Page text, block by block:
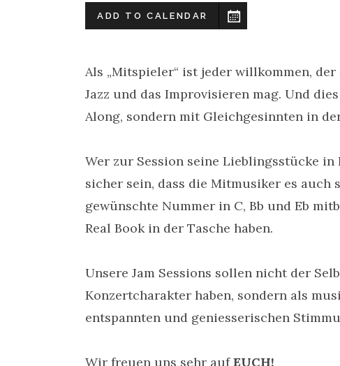
ADD TO CALENDAR
Als „Mitspieler“ ist jeder willkommen,
Jazz und das Improvisieren mag. Und
Along, sondern mit Gleichgesinnten in
Wer zur Session seine Lieblingsstücke
sicher sein, dass die Mitmusiker es auch
gewünschte Nummer in C, Bb und Eb
Real Book in der Tasche haben.
Unsere Jam Sessions sollen nicht der
Konzertcharakter haben, sondern als
entspannten und geniesserischen
Wir freuen uns sehr aufEUCH!